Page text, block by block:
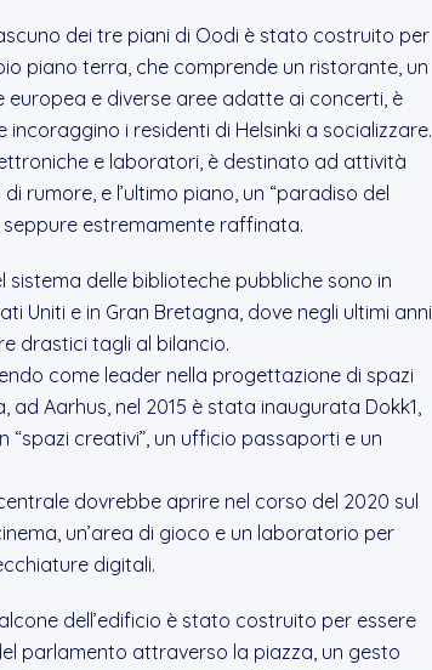
dei tre piani di Oodi è stato costruito per
piano terra, che comprende un ristorante, un
europea e diverse aree adatte ai concerti, è
i residenti di Helsinki a socializzare.
e laboratori, è destinato ad attività
rumore, e l’ultimo piano, un “paradiso del
seppure estremamente raffinata.
sistema delle biblioteche pubbliche sono in
Uniti e in Gran Bretagna, dove negli ultimi anni
drastici tagli al bilancio.
come leader nella progettazione di spazi
ad Aarhus, nel 2015 è stata inaugurata Dokk1,
“spazi creativi”, un ufficio passaporti e un
dovrebbe aprire nel corso del 2020 sul
un’area di gioco e un laboratorio per
digitali.
dell’edificio è stato costruito per essere
parlamento attraverso la piazza, un gesto